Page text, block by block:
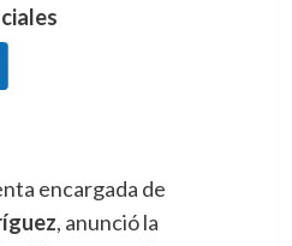
encargada de
, anunció la